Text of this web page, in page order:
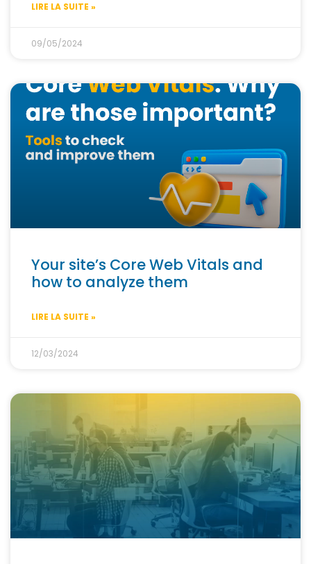
LIRE LA SUITE »
09/05/2024
Your site’s Core Web Vitals and
how to analyze them
LIRE LA SUITE »
12/03/2024